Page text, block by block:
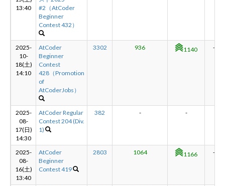
13:40
#2（AtCoder
Beginner
Contest 432）
2025-
10-
18(土)
14:10
AtCoder
Beginner
Contest
428（Promotion
of
AtCoderJobs）
3302 936 1140 -26
2025-
08-
17(日)
14:30
AtCoder Regular
Contest 204 (Div.
1)
382 - -
2025-
08-
16(土)
13:40
AtCoder
Beginner
Contest 419
2803 1064 1166 -15